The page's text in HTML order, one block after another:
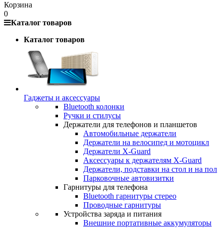
Корзина
0
Каталог товаров
Каталог товаров
Гаджеты и аксессуары
Bluetooth колонки
Ручки и стилусы
Держатели для телефонов и планшетов
Автомобильные держатели
Держатели на велосипед и мотоцикл
Держатели X-Guard
Аксессуары к держателям X-Guard
Держатели, подставки на стол и на пол
Парковочные автовизитки
Гарнитуры для телефона
Bluetooth гарнитуры стерео
Проводные гарнитуры
Устройства заряда и питания
Внешние портативные аккумуляторы